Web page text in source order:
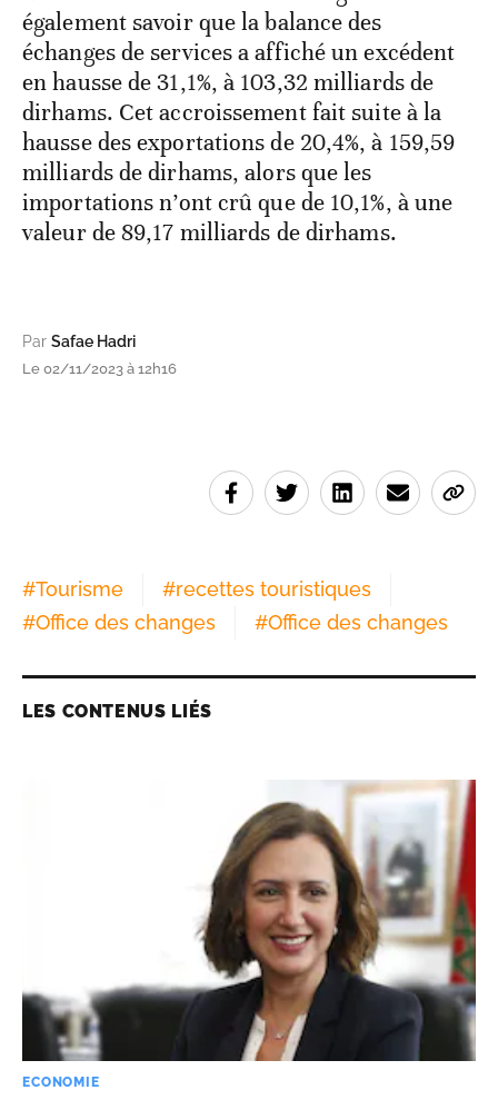
également savoir que la balance des
échanges de services a affiché un excédent
en hausse de 31,1%, à 103,32 milliards de
dirhams. Cet accroissement fait suite à la
hausse des exportations de 20,4%, à 159,59
milliards de dirhams, alors que les
importations n’ont crû que de 10,1%, à une
valeur de 89,17 milliards de dirhams.
Par Safae Hadri
Le 02/11/2023 à 12h16
#Tourisme #recettes touristiques
#Office des changes #Office des changes
LES CONTENUS LIÉS
ECONOMIE